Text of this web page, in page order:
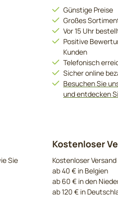
Günstige Preise
Großes
Vor 15 Uhr
Positive
Kunden
Telefonisch
Sicher online
Besuchen Sie
und entdecken
Sie
Kostenloser
Kostenloser Versand
ab 40 € in Belgien
ab 60 € in den
ab 120 € in